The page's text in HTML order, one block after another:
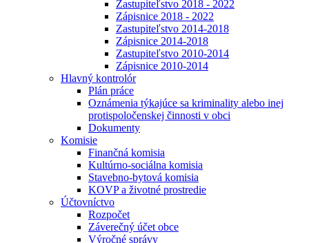
Zastupiteľstvo 2018 - 2022
Zápisnice 2018 - 2022
Zastupiteľstvo 2014-2018
Zápisnice 2014-2018
Zastupiteľstvo 2010-2014
Zápisnice 2010-2014
Hlavný kontrolór
Plán práce
Oznámenia týkajúce sa kriminality alebo inej
protispoločenskej činnosti v obci
Dokumenty
Komisie
Finančná komisia
Kultúrno-sociálna komisia
Stavebno-bytová komisia
KOVP a životné prostredie
Účtovníctvo
Rozpočet
Záverečný účet obce
Výročné správy